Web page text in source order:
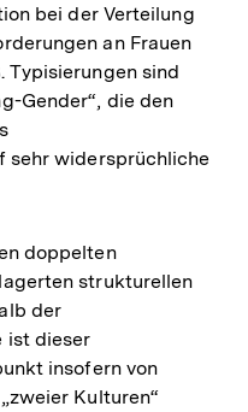
bei der Verteilung
an Frauen
Typisierungen sind
Gender“, die den
sehr widersprüchliche
doppelten
strukturellen
der
ist dieser
insofern von
Kulturen“